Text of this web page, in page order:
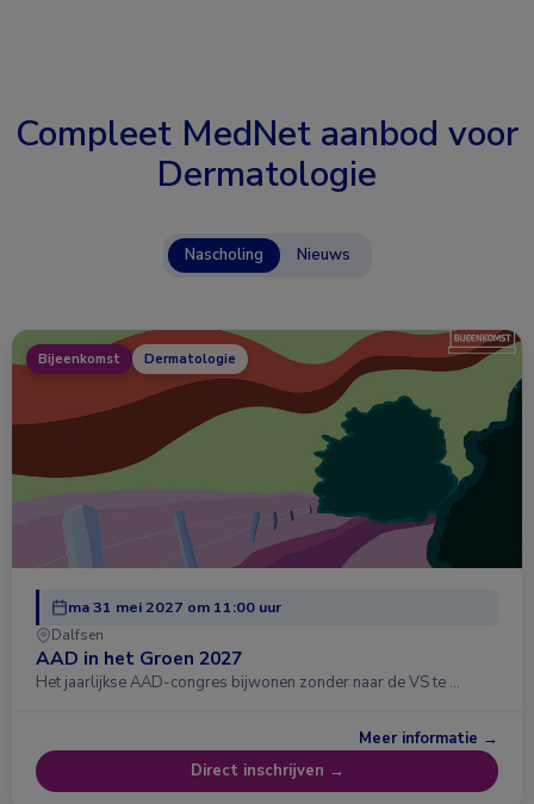
Compleet MedNet aanbod voor
Dermatologie
Nascholing Nieuws
Bijeenkomst Dermatologie
ma 31 mei 2027 om 11:00 uur
Dalfsen
AAD in het Groen 2027
Het jaarlijkse AAD-congres bijwonen zonder naar de VS te …
Meer informatie →
Direct inschrijven →